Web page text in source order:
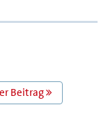
Beitrag